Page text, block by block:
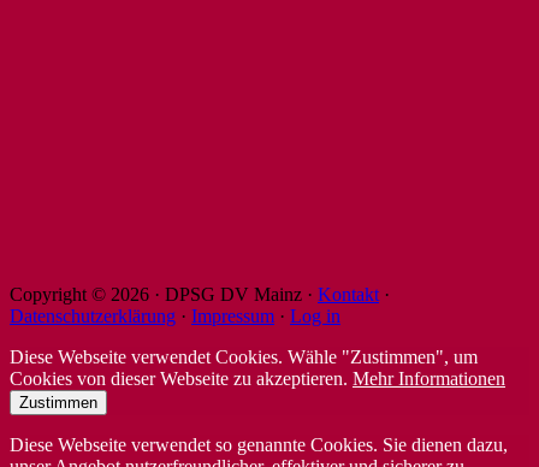
Copyright © 2026 · DPSG DV Mainz · Kontakt ·
Datenschutzerklärung · Impressum · Log in
Diese Webseite verwendet Cookies. Wähle "Zustimmen", um
Cookies von dieser Webseite zu akzeptieren. Mehr Informationen
Zustimmen
Diese Webseite verwendet so genannte Cookies. Sie dienen dazu,